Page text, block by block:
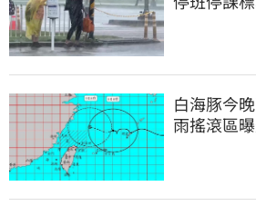
白海豚今
雨搖滾區